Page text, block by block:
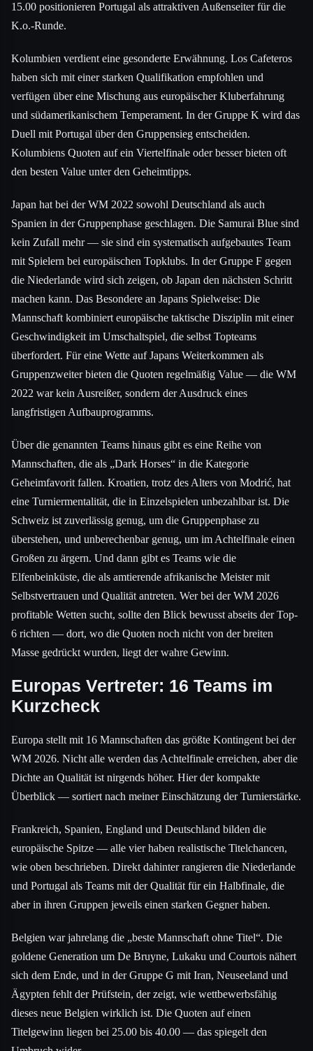
15.00 positionieren Portugal als attraktiven Außenseiter für die
K.o.-Runde.
Kolumbien verdient eine gesonderte Erwähnung. Los Cafeteros
haben sich mit einer starken Qualifikation empfohlen und
verfügen über eine Mischung aus europäischer Kluberfahrung
und südamerikanischem Temperament. In der Gruppe K wird das
Duell mit Portugal über den Gruppensieg entscheiden.
Kolumbiens Quoten auf ein Viertelfinale oder besser bieten oft
den besten Value unter den Geheimtipps.
Japan hat bei der WM 2022 sowohl Deutschland als auch
Spanien in der Gruppenphase geschlagen. Die Samurai Blue sind
kein Zufall mehr — sie sind ein systematisch aufgebautes Team
mit Spielern bei europäischen Topklubs. In der Gruppe F gegen
die Niederlande wird sich zeigen, ob Japan den nächsten Schritt
machen kann. Das Besondere an Japans Spielweise: Die
Mannschaft kombiniert europäische taktische Disziplin mit einer
Geschwindigkeit im Umschaltspiel, die selbst Topteams
überfordert. Für eine Wette auf Japans Weiterkommen als
Gruppenzweiter bieten die Quoten regelmäßig Value — die WM
2022 war kein Ausreißer, sondern der Ausdruck eines
langfristigen Aufbauprogramms.
Über die genannten Teams hinaus gibt es eine Reihe von
Mannschaften, die als „Dark Horses“ in die Kategorie
Geheimfavorit fallen. Kroatien, trotz des Alters von Modrić, hat
eine Turniermentalität, die in Einzelspielen unbezahlbar ist. Die
Schweiz ist zuverlässig genug, um die Gruppenphase zu
überstehen, und unberechenbar genug, um im Achtelfinale einen
Großen zu ärgern. Und dann gibt es Teams wie die
Elfenbeinküste, die als amtierende afrikanische Meister mit
Selbstvertrauen und Qualität antreten. Wer bei der WM 2026
profitable Wetten sucht, sollte den Blick bewusst abseits der Top-
6 richten — dort, wo die Quoten noch nicht von der breiten
Masse gedrückt wurden, liegt der wahre Gewinn.
Europas Vertreter: 16 Teams im
Kurzcheck
Europa stellt mit 16 Mannschaften das größte Kontingent bei der
WM 2026. Nicht alle werden das Achtelfinale erreichen, aber die
Dichte an Qualität ist nirgends höher. Hier der kompakte
Überblick — sortiert nach meiner Einschätzung der Turnierstärke.
Frankreich, Spanien, England und Deutschland bilden die
europäische Spitze — alle vier haben realistische Titelchancen,
wie oben beschrieben. Direkt dahinter rangieren die Niederlande
und Portugal als Teams mit der Qualität für ein Halbfinale, die
aber in ihren Gruppen jeweils einen starken Gegner haben.
Belgien war jahrelang die „beste Mannschaft ohne Titel“. Die
goldene Generation um De Bruyne, Lukaku und Courtois nähert
sich dem Ende, und in der Gruppe G mit Iran, Neuseeland und
Ägypten fehlt der Prüfstein, der zeigt, wie wettbewerbsfähig
dieses neue Belgien wirklich ist. Die Quoten auf einen
Titelgewinn liegen bei 25.00 bis 40.00 — das spiegelt den